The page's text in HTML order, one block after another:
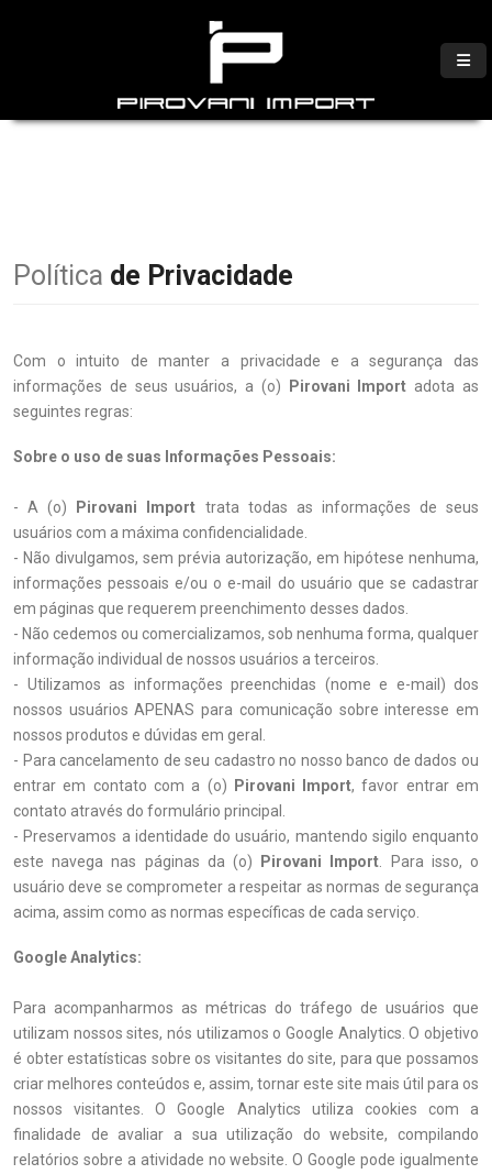
Política de Privacidade
Com o intuito de manter a privacidade e a segurança das
informações de seus usuários, a (o)
Pirovani Import adota as
seguintes regras:
Sobre o uso de suas Informações Pessoais:
- A (o) Pirovani Import trata todas as informações de seus
usuários com a máxima confidencialidade.
- Não divulgamos, sem prévia autorização, em hipótese nenhuma,
informações pessoais e/ou o e-mail do usuário que se cadastrar
em páginas que requerem preenchimento desses dados.
- Não cedemos ou comercializamos, sob nenhuma forma, qualquer
informação individual de nossos usuários a terceiros.
- Utilizamos as informações preenchidas (nome e e-mail) dos
nossos usuários APENAS para comunicação sobre interesse em
nossos produtos e dúvidas em geral.
- Para cancelamento de seu cadastro no nosso banco de dados ou
entrar em contato com a (o)
Pirovani Import, favor entrar em
contato através do formulário principal.
- Preservamos a identidade do usuário, mantendo sigilo enquanto
este navega nas páginas da (o)
Pirovani Import . Para isso, o
usuário deve se comprometer a respeitar as normas de segurança
acima, assim como as normas específicas de cada serviço.
Google Analytics:
Para acompanharmos as métricas do tráfego de usuários que
utilizam nossos sites, nós utilizamos o Google Analytics. O objetivo
é obter estatísticas sobre os visitantes do site, para que possamos
criar melhores conteúdos e, assim, tornar este site mais útil para os
nossos visitantes. O Google Analytics utiliza cookies com a
finalidade de avaliar a sua utilização do website, compilando
relatórios sobre a atividade no website. O Google pode igualmente